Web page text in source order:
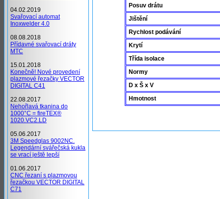
Posuv drátu
Jištění
Rychlost podávání
Krytí
Třída isolace
Normy
D x Š x V
Hmotnost
04.02.2019
Svařovací automat
Inoxwelder 4.0
08.08.2018
Přídavné svařovací dráty
MTC
15.01.2018
Konečně! Nové provedení
plazmové řezačky VECTOR
DIGITAL C41
22.08.2017
Nehořlavá tkanina do
1000°C = fireTEX®
1020.VC2.LD
05.06.2017
3M Speedglas 9002NC.
Legendární svářečská kukla
se vrací ještě lepší
01.06.2017
CNC řezaní s plazmovou
řezačkou VECTOR DIGITAL
C71